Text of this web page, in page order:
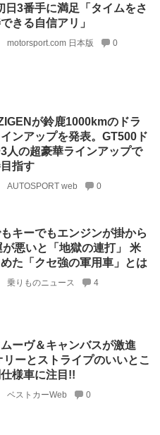
日3番手に満足「タイムをさ
きる自信アリ」
motorsport.com 日本版 0
が鈴鹿1000kmのドラ
ンアップを発表。GT500ド
人の超豪華ラインアップで
指す
AUTOSPORT web 0
キーでもエンジンが掛から
悪いと「地獄の連打」 米
た「クセ強の軍用車」とは
乗りものニュース 4
ーヴ＆キャンバスが激進
リーとストライプのいいとこ
様車に注目!!
ベストカーWeb 0